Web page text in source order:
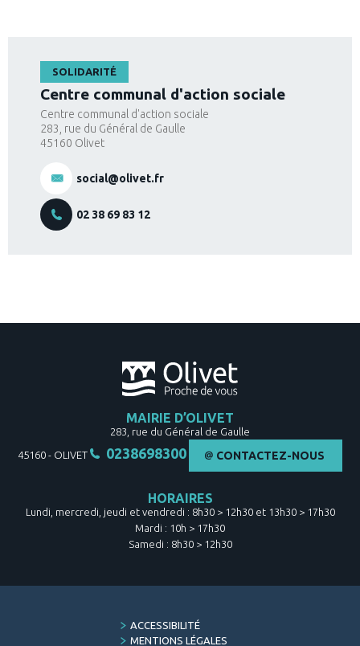
SOLIDARITÉ
Centre communal d'action sociale
Centre communal d'action sociale
283, rue du Général de Gaulle
45160 Olivet
social@olivet.fr
02 38 69 83 12
MAIRIE D’OLIVET
283, rue du Général de Gaulle
45160 - OLIVET 0238698300 CONTACTEZ-NOUS
HORAIRES
Lundi, mercredi, jeudi et vendredi : 8h30 > 12h30 et 13h30 > 17h30
Mardi : 10h > 17h30
Samedi : 8h30 > 12h30
FOOTER
MENU
ACCESSIBILITÉ
MENTIONS LÉGALES